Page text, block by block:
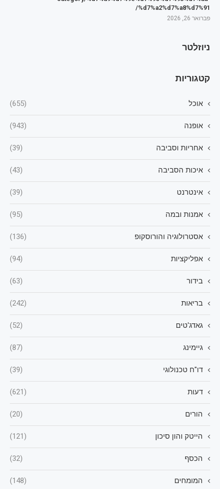
%d7%a2%d7%a8%d7%91/
פברואר 26, 2026
ניוזלטר
קטגוריות
אוכל (655)
אופנה (943)
אחריות וסביבה (39)
איכות הסביבה (43)
אינטרנט (39)
אמנות ובמה (95)
אסטרולוגיה והורוסקופ (136)
אפליקציות (94)
בידור (63)
בריאות (242)
גאדג'טים (52)
גיימינג (87)
דו"ח טכנולוגי (39)
דעות (621)
הורים (20)
הייטק והון סיכון (121)
הכסף (32)
המומחים (148)